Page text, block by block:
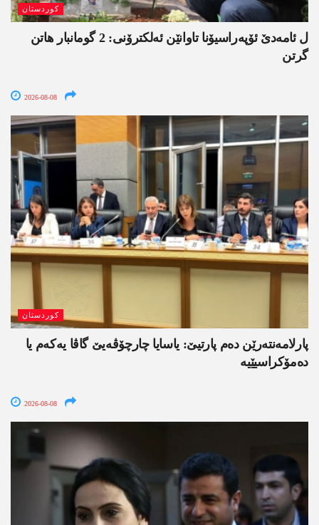
کوردستان
ل ئامەدێ ئۆپەراسیۆنا تاوانێن ئەلکترۆنی: 2 گومانبار ھاتن
گرتن
2026-08-08
کوردستان
پارلامەنتەرێن دەم پارتیێ: یاسایا چارچۆڤەیێ گاڤا یەکەم یا
دەمۆکراسیێیە
2026-08-08